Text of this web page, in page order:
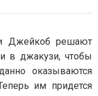
Джейкоб решают
в джакузи, чтобы
оказываются
им придется